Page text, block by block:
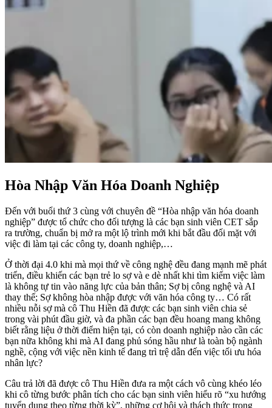
Hòa Nhập Văn Hóa Doanh Nghiệp
Đến với buổi thứ 3 cùng với chuyên đề “Hòa nhập văn hóa doanh
nghiệp” được tổ chức cho đối tượng là các bạn sinh viên CET sắp
ra trường, chuẩn bị mở ra một lộ trình mới khi bắt đầu đối mặt với
việc đi làm tại các công ty, doanh nghiệp,…
Ở thời đại 4.0 khi mà mọi thứ về công nghệ đều đang mạnh mẽ phát
triển, điều khiến các bạn trẻ lo sợ và e dè nhất khi tìm kiếm việc làm
là không tự tin vào năng lực của bản thân; Sợ bị công nghệ và AI
thay thế; Sợ không hòa nhập được với văn hóa công ty… Có rất
nhiều nỗi sợ mà cô Thu Hiền đã được các bạn sinh viên chia sẻ
trong vài phút đầu giờ, và đa phần các bạn đều hoang mang không
biết rằng liệu ở thời điểm hiện tại, có còn doanh nghiệp nào cần các
bạn nữa không khi mà AI đang phủ sóng hầu như là toàn bộ ngành
nghề, cộng với việc nền kinh tế đang trì trệ dẫn đến việc tối ưu hóa
nhân lực?
Câu trả lời đã được cô Thu Hiền đưa ra một cách vô cùng khéo léo
khi cô từng bước phân tích cho các bạn sinh viên hiểu rõ “xu hướng
tuyển dụng theo từng thời kỳ”, những cơ hội và thách thức trong